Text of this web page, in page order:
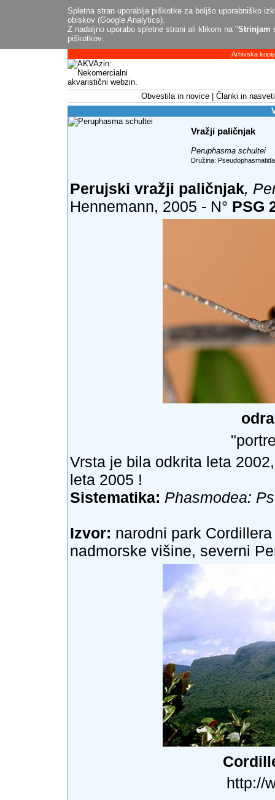
Spletna stran uporablja piškotke za boljšo uporabniško
obiskov (Google Analytics).
Z nadaljno uporabo spletne strani ali klikom na "Strinjam
piškotkov.
Arhivska
Obvestila in novice
Članki in nasveti
Vražji paličnjak
Peruphasma schultei
Družina:
Perujski vražji paličnjak,
Hennemann, 2005 - N° PSG
Vrsta je bila odkrita leta
leta 2005 !
Sistematika: Phasmodea:
Izvor: narodni park
nadmorske višine, severni
http://